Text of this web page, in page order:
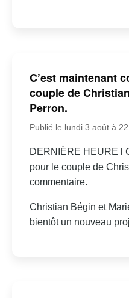
C’est maintenant
couple de
Perron.
Publié le lundi 3 août à
DERNIÈRE HEURE l
pour le couple de
commentaire.
Christian Bégin et
bientôt un nouveau